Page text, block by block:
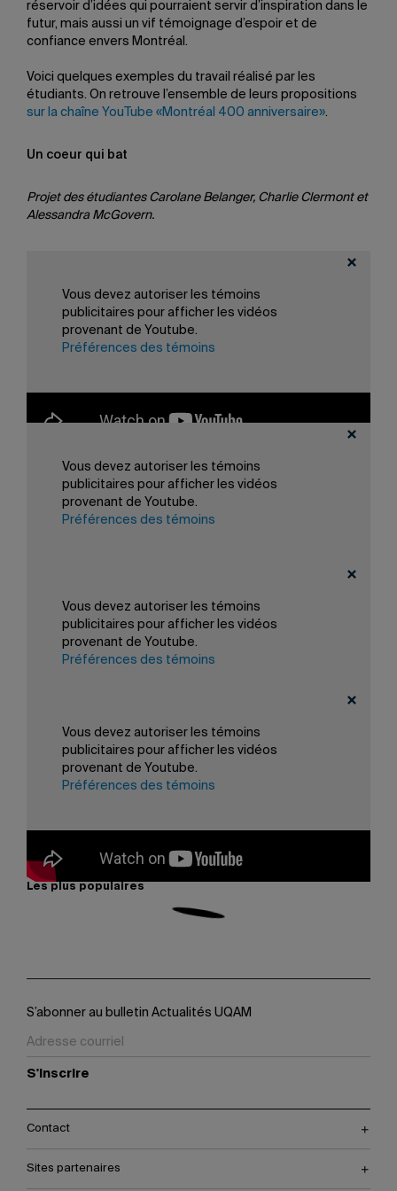
réservoir d’idées qui pourraient servir d’inspiration dans le
futur, mais aussi un vif témoignage d’espoir et de
confiance envers Montréal.
Voici quelques exemples du travail réalisé par les
étudiants. On retrouve l’ensemble de leurs propositions
sur la chaîne YouTube «Montréal 400 anniversaire».
Un coeur qui bat
Projet des étudiantes Carolane Belanger, Charlie Clermont et
Alessandra McGovern.
Vous devez autoriser les témoins
publicitaires pour afficher les vidéos
provenant de Youtube.
Préférences des témoins
Saviez-vous qu’en 2042, les citoyens de la métropole
se définiraient plutôt comme Montréaleux,
Montréaliens, Montréalistes, etc.?
Vous devez autoriser les témoins
publicitaires pour afficher les vidéos
provenant de Youtube.
Préférences des témoins
Que le logo du 400eanniversaire sera multiforme et
évolua constamment selon des algorithmes préétablis?
Projet des étudiants Geneviève Bergeron et Noé St-Onge.
Vous devez autoriser les témoins
publicitaires pour afficher les vidéos
provenant de Youtube.
Préférences des témoins
Quatre siècles d’histoire
Projet des étudiants Samuel Daigneault et Philippe Leclerc.
Vous devez autoriser les témoins
publicitaires pour afficher les vidéos
provenant de Youtube.
Préférences des témoins
Partager
Les plus populaires
S’abonner au bulletin Actualités UQAM
S'inscrire
Contact
Sites partenaires